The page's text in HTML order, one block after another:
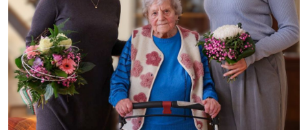
... und es kommen Überraschungsgäste ...
... sogar eine ehemalige Schülerin und Kind aus ihrer